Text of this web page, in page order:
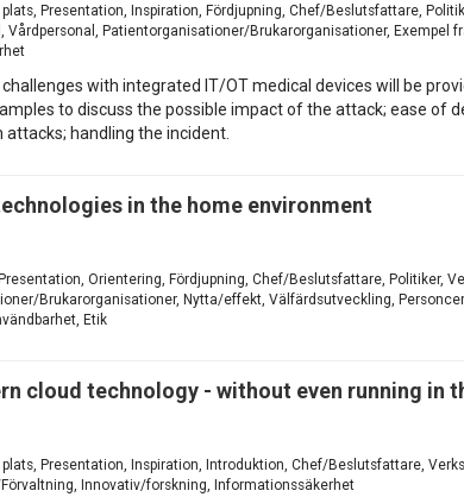
Presentation, Inspiration, Fördjupning, Chef/Beslutsfattare,
Vårdpersonal, Patientorganisationer/Brukarorganisationer,
with integrated IT/OT medical devices will be
to discuss the possible impact of the attack; ease
handling the incident.
in the home environment
Orientering, Fördjupning, Chef/Beslutsfattare, Politiker,
Brukarorganisationer, Nytta/effekt, Välfärdsutveckling,
Etik
cloud technology - without even running in
Presentation, Inspiration, Introduktion, Chef/Beslutsfattare,
Innovativ/forskning, Informationssäkerhet